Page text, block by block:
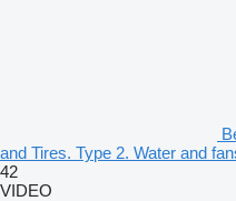
and Tires. Type 2. Water and
42
VIDEO